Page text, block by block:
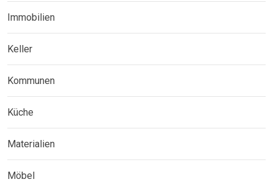
Immobilien
Keller
Kommunen
Küche
Materialien
Möbel